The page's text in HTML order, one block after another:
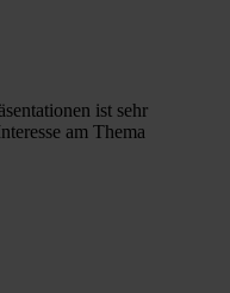
ist sehr
am Thema